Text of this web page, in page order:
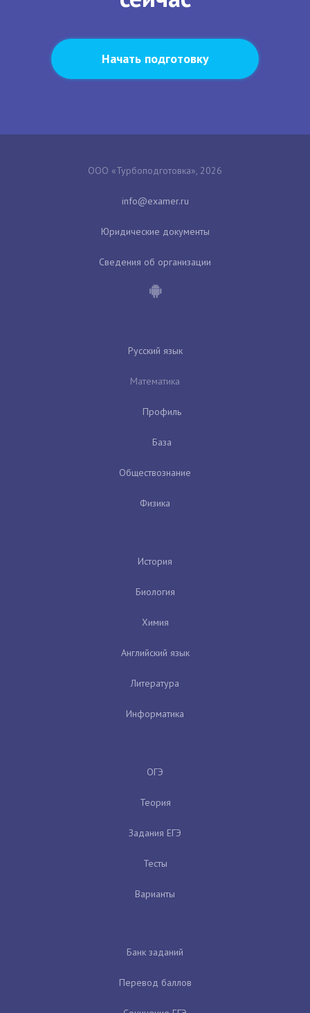
Начать подготовку
ООО «Турбоподготовка», 2026
Юридические документы
Сведения об организации
Русский язык
Математика
Профиль
База
Обществознание
Физика
История
Биология
Химия
Английский язык
Литература
Информатика
ОГЭ
Теория
Задания ЕГЭ
Тесты
Варианты
Банк заданий
Перевод баллов